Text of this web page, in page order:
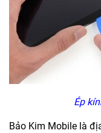
Ép
Bảo Kim Mobile là